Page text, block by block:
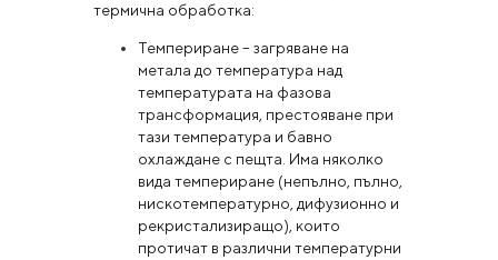
термична обработка:
Темпериране – загряване на
метала до температура над
температурата на фазова
трансформация, престояване при
тази температура и бавно
охлаждане с пещта. Има няколко
вида темпериране (непълно, пълно,
нискотемпературно, дифузионно и
рекристализиращо), които
протичат в различни температурни